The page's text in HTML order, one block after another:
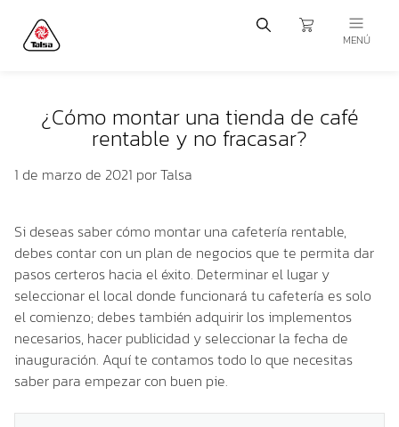
MENÚ
¿Cómo montar una tienda de café
rentable y no fracasar?
1 de marzo de 2021 por Talsa
Si deseas saber cómo montar una cafetería rentable,
debes contar con un plan de negocios que te permita dar
pasos certeros hacia el éxito. Determinar el lugar y
seleccionar el local donde funcionará tu cafetería es solo
el comienzo; debes también adquirir los implementos
necesarios, hacer publicidad y seleccionar la fecha de
inauguración. Aquí te contamos todo lo que necesitas
saber para empezar con buen pie.